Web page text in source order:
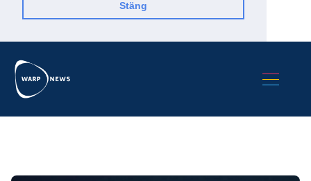
Stäng